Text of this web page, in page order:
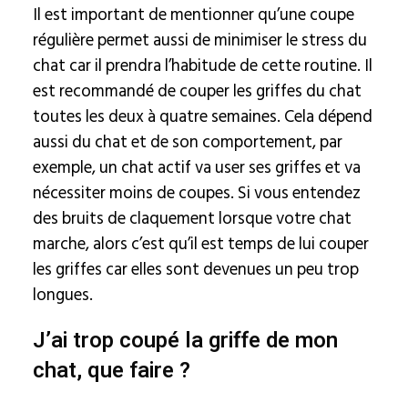
Il est important de mentionner qu’une coupe
régulière permet aussi de minimiser le stress du
chat car il prendra l’habitude de cette routine. Il
est recommandé de couper les griffes du chat
toutes les deux à quatre semaines. Cela dépend
aussi du chat et de son comportement, par
exemple, un chat actif va user ses griffes et va
nécessiter moins de coupes. Si vous entendez
des bruits de claquement lorsque votre chat
marche, alors c’est qu’il est temps de lui couper
les griffes car elles sont devenues un peu trop
longues.
J’ai trop coupé la griffe de mon
chat, que faire ?